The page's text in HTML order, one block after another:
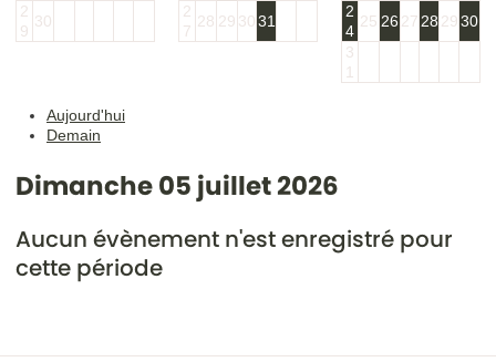
2
9
30
2
7
28 29 3031
2
4
25 26 27 28 2930
3
1
Aujourd'hui
Demain
Dimanche 05 juillet 2026
Aucun évènement n'est enregistré pour
cette période